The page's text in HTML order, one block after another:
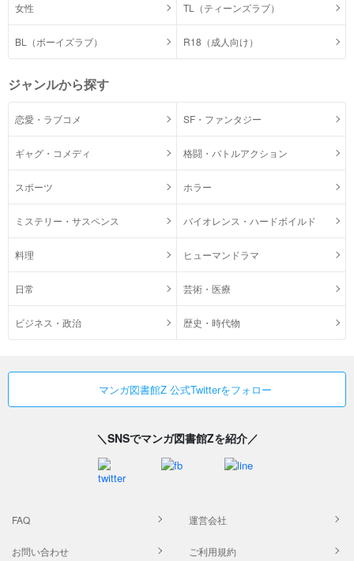
女性 TL（ティーンズラブ）
BL（ボーイズラブ） R18（成人向け）
ジャンルから探す
恋愛・ラブコメ SF・ファンタジー
ギャグ・コメディ 格闘・バトルアクション
スポーツ ホラー
ミステリー・サスペンス バイオレンス・ハードボイルド
料理 ヒューマンドラマ
日常 芸術・医療
ビジネス・政治 歴史・時代物
マンガ図書館Z 公式Twitterをフォロー
＼SNSでマンガ図書館Zを紹介／
FAQ 運営会社
お問い合わせ ご利用規約